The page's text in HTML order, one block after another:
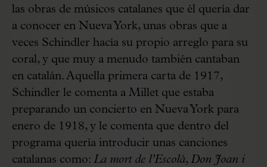
las obras de músicos catalanes que él quería dar
a conocer en Nueva York, unas obras que a
veces Schindler hacía su propio arreglo para su
coral, y que muy a menudo también cantaban
en catalán. Aquella primera carta de 1917,
Schindler le comenta a Millet que estaba
preparando un concierto en Nueva York para
enero de 1918, y le comenta que dentro del
programa quería introducir unas canciones
catalanas como: La mort de l’Escolà, Don Joan i